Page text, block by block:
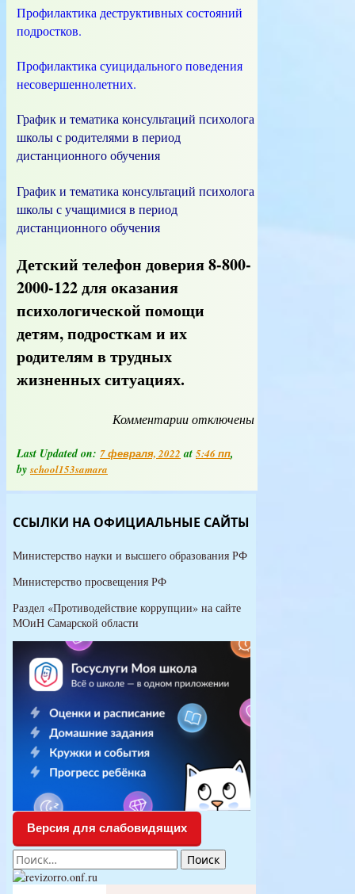
Профилактика деструктивных состояний
подростков.
Профилактика суицидального поведения
несовершеннолетних.
График и тематика консультаций психолога
школы с родителями в период
дистанционного обучения
График и тематика консультаций психолога
школы с учащимися в период
дистанционного обучения
Детский телефон доверия 8-800-
2000-122 для оказания
психологической помощи
детям, подросткам и их
родителям в трудных
жизненных ситуациях.
Комментариик
Работа
отключены
Last Updated on: 7 февраля, 2022 at 5:46 пп,
byschool153samara
ССЫЛКИ НА ОФИЦИАЛЬНЫЕ САЙТЫ
Министерство науки и высшего образования РФ
Министерство просвещения РФ
Раздел «Противодействие коррупции» на сайте
МОиН Самарской области
Версия для слабовидящих
Найти: